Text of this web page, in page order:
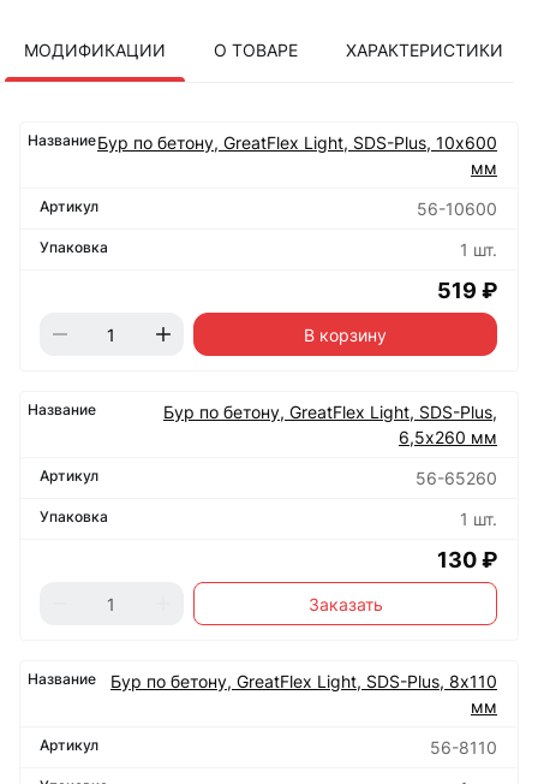
МОДИФИКАЦИИ О ТОВАРЕ ХАРАКТЕРИСТИКИ
Бур по бетону, GreatFlex Light, SDS-Plus, 10х600
мм
56-10600
1 шт.
519 ₽
В корзину
Бур по бетону, GreatFlex Light, SDS-Plus,
6,5х260 мм
56-65260
1 шт.
130 ₽
Заказать
Бур по бетону, GreatFlex Light, SDS-Plus, 8х110
мм
56-8110